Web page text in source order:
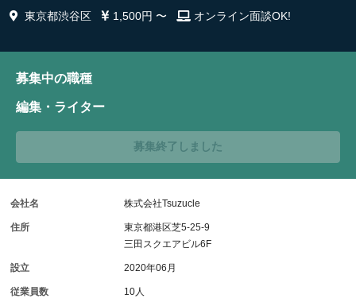
東京都渋谷区 1,500円 〜 オンライン面談OK!
募集中の職種
編集・ライター
募集終了しました
会社名 株式会社Tsuzucle
住所
東京都港区芝5-25-9
三田スクエアビル6F
設立 2020年06月
従業員数 10人